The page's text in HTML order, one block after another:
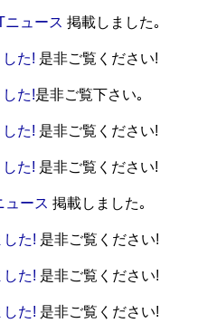
ニュース 掲載しました｡
た! 是非ご覧ください!
た!是非ご覧下さい｡
た! 是非ご覧ください!
た! 是非ご覧ください!
ュース掲載しました｡
た! 是非ご覧ください!
た! 是非ご覧ください!
た! 是非ご覧ください!